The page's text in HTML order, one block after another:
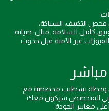
التكييف، السباكة،
كامل للسلامة. مثال: صيانة
غير الآمنة قبل حدوث
وخطة تشطيب مخصصة مع
المتخصص سيكون معك
معايير الجودة.